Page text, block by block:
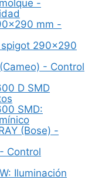
-
mm -
290x290
- Control
D SMD
SMD:
(Bose) -
Control
Iluminación